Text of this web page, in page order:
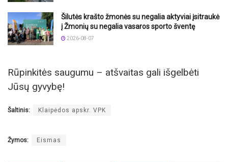
Šilutės krašto žmonės su negalia aktyviai įsitraukė
į Žmonių su negalia vasaros sporto šventę
2026-08-07
Rūpinkitės saugumu – atšvaitas gali išgelbėti
Jūsų gyvybę!
Šaltinis: Klaipėdos apskr. VPK
Žymos: Eismas